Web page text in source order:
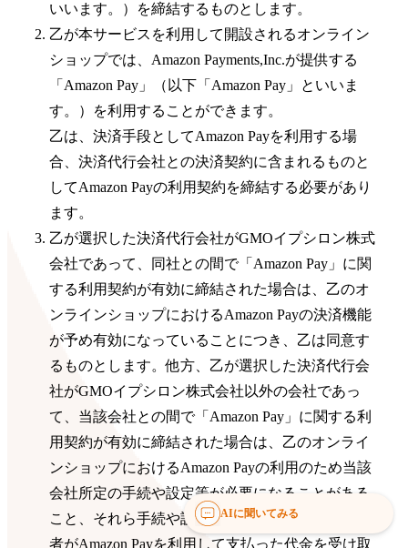
いいます。）を締結するものとします。
乙が本サービスを利用して開設されるオンライン
ショップでは、Amazon Payments,Inc.が提供する
「Amazon Pay」（以下「Amazon Pay」といいま
す。）を利用することができます。
乙は、決済手段としてAmazon Payを利用する場
合、決済代行会社との決済契約に含まれるものと
してAmazon Payの利用契約を締結する必要があり
ます。
乙が選択した決済代行会社がGMOイプシロン株式
会社であって、同社との間で「Amazon Pay」に関
する利用契約が有効に締結された場合は、乙のオ
ンラインショップにおけるAmazon Payの決済機能
が予め有効になっていることにつき、乙は同意す
るものとします。他方、乙が選択した決済代行会
社がGMOイプシロン株式会社以外の会社であっ
て、当該会社との間で「Amazon Pay」に関する利
用契約が有効に締結された場合は、乙のオンライ
ンショップにおけるAmazon Payの利用のため当該
会社所定の手続や設定等が必要になることがある
こと、それら手続や設定等をしない場合には購入
者がAmazon Payを利用して支払った代金を受け取
AIに聞いてみる